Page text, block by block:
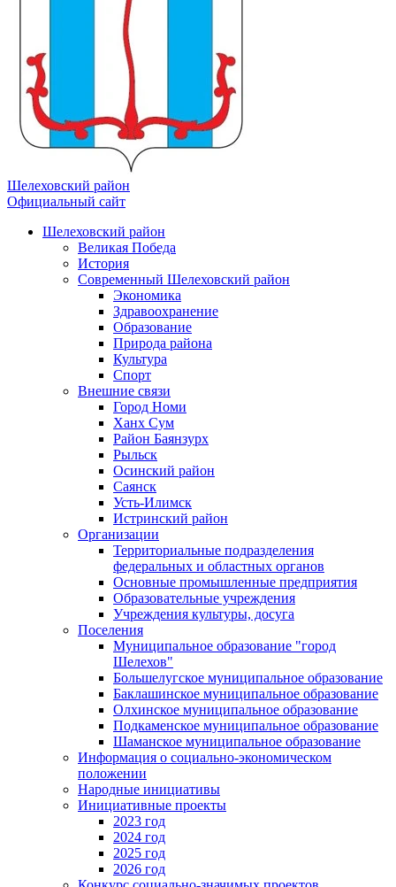
Шелеховский район
Официальный сайт
Шелеховский район
Великая Победа
История
Современный Шелеховский район
Экономика
Здравоохранение
Образование
Природа района
Культура
Спорт
Внешние связи
Город Номи
Ханх Сум
Район Баянзурх
Рыльск
Осинский район
Саянск
Усть-Илимск
Истринский район
Организации
Территориальные подразделения
федеральных и областных органов
Основные промышленные предприятия
Образовательные учреждения
Учреждения культуры, досуга
Поселения
Муниципальное образование "город
Шелехов"
Большелугское муниципальное образование
Баклашинское муниципальное образование
Олхинское муниципальное образование
Подкаменское муниципальное образование
Шаманское муниципальное образование
Информация о социально-экономическом
положении
Народные инициативы
Инициативные проекты
2023 год
2024 год
2025 год
2026 год